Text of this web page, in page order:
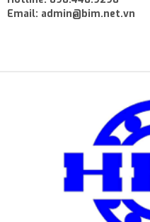
Email: admin@bim.net.vn